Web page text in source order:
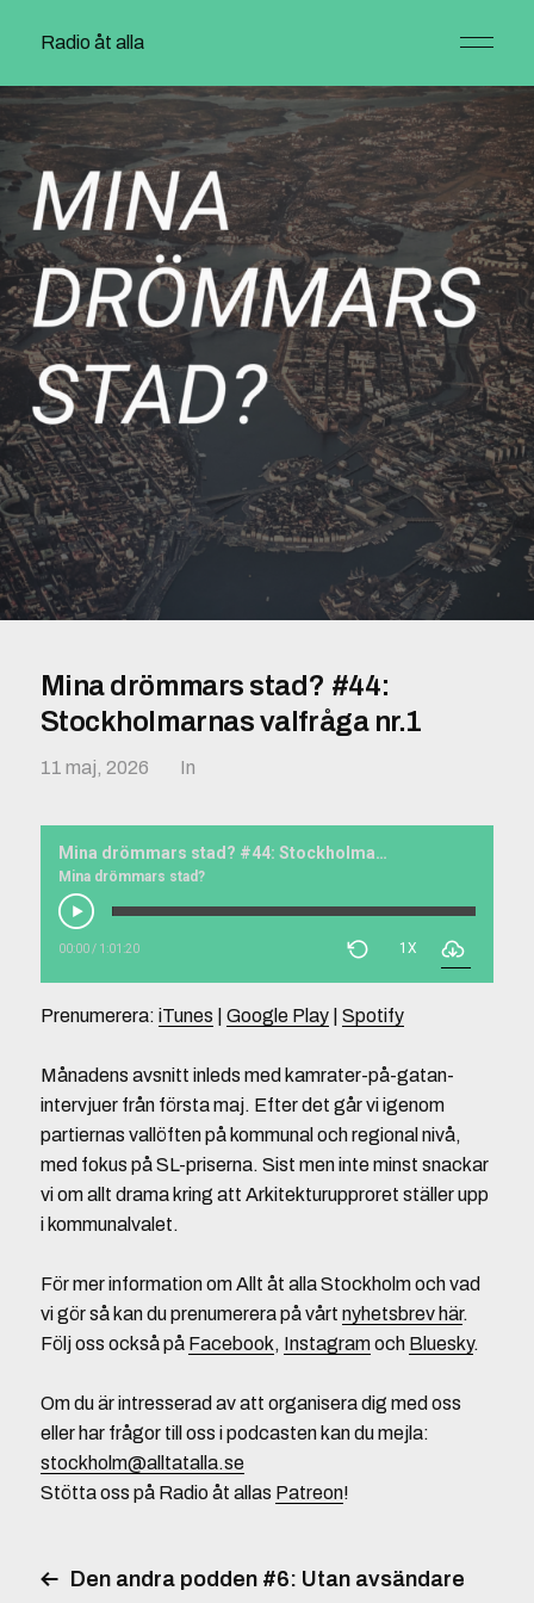
Radio åt alla
Mina drömmars stad? #44:
Stockholmarnas valfråga nr.1
11 maj, 2026 In
Mina drömmars stad? #44: Stockholmarnas valfråga nr.1
Mina drömmars stad?
00:00/ 1:01:20 1X
Prenumerera: iTunes Google Play| Spotify
Månadens avsnitt inleds med kamrater-på-gatan-
intervjuer från första maj. Efter det går vi igenom
partiernas vallöften på kommunal och regional nivå,
med fokus på SL-priserna. Sist men inte minst snackar
vi om allt drama kring att Arkitekturupproret ställer upp
i kommunalvalet.
För mer information om Allt åt alla Stockholm och vad
vi gör så kan du prenumerera på vårt nyhetsbrev här.
Följ oss också på Facebook, Instagramoch Bluesky.
Om du är intresserad av att organisera dig med oss
eller har frågor till oss i podcasten kan du mejla:
stockholm@alltatalla.se
Stötta oss på Radio åt allas Patreon!
Den andra podden #6: Utan avsändare